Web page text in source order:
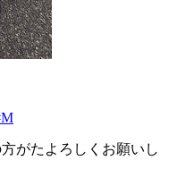
がたよろしくお願いし